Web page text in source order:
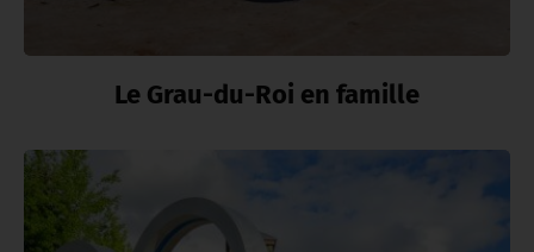
Le Grau-du-Roi en famille